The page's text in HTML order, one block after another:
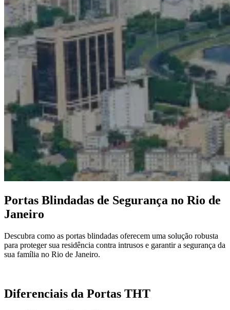
Portas Blindadas de Segurança no Rio de
Janeiro
Descubra como as portas blindadas oferecem uma solução robusta
para proteger sua residência contra intrusos e garantir a segurança da
sua família no Rio de Janeiro.
Diferenciais da Portas THT